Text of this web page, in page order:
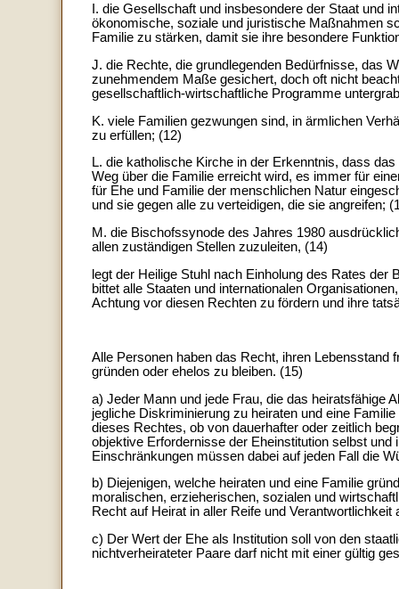
I. die Gesellschaft und insbesondere der Staat und
ökonomische, soziale und juristische Maßnahmen
Familie zu stärken, damit sie ihre besondere
J. die Rechte, die grundlegenden Bedürfnisse, das
zunehmendem Maße gesichert, doch oft nicht
gesellschaftlich-wirtschaftliche Programme
K. viele Familien gezwungen sind, in ärmlichen
zu erfüllen; (12)
L. die katholische Kirche in der Erkenntnis, dass
Weg über die Familie erreicht wird, es immer für
für Ehe und Familie der menschlichen Natur
und sie gegen alle zu verteidigen, die sie angreifen;
M. die Bischofssynode des Jahres 1980
allen zuständigen Stellen zuzuleiten, (14)
legt der Heilige Stuhl nach Einholung des Rates
bittet alle Staaten und internationalen
Achtung vor diesen Rechten zu fördern und ihre
Alle Personen haben das Recht, ihren Lebensstand
gründen oder ehelos zu bleiben. (15)
a) Jeder Mann und jede Frau, die das heiratsfähige
jegliche Diskriminierung zu heiraten und eine
dieses Rechtes, ob von dauerhafter oder zeitlich
objektive Erfordernisse der Eheinstitution selbst
Einschränkungen müssen dabei auf jeden Fall die
b) Diejenigen, welche heiraten und eine Familie
moralischen, erzieherischen, sozialen und
Recht auf Heirat in aller Reife und Verantwortlichkeit
c) Der Wert der Ehe als Institution soll von den
nichtverheirateter Paare darf nicht mit einer gültig